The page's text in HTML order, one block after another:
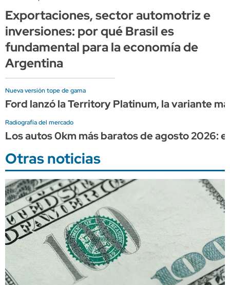
Exportaciones, sector automotriz e
inversiones: por qué Brasil es
fundamental para la economía de
Argentina
Nueva versión tope de gama
Ford lanzó la Territory Platinum, la variante
Radiografía del mercado
Los autos 0km más baratos de agosto 2026:
Otras noticias